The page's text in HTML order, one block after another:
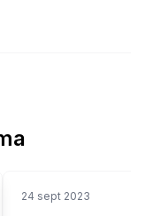
24 sept 2023